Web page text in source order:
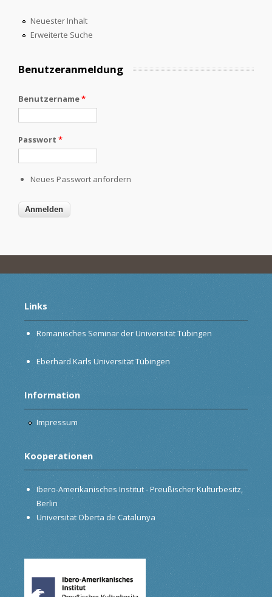
Neuester Inhalt
Erweiterte Suche
Benutzeranmeldung
Benutzername*
Passwort *
Neues Passwort anfordern
Links
Romanisches Seminar der Universität Tübingen
Eberhard Karls Universität Tübingen
Information
Impressum
Kooperationen
Ibero-Amerikanisches Institut - Preußischer Kulturbesitz,
Berlin
Universitat Oberta de Catalunya